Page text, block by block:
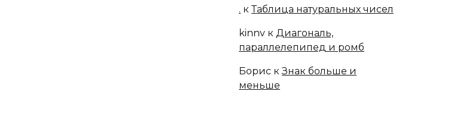
. кТаблица натуральных чисел
kinnv к Диагональ,
параллелепипед и ромб
Борис кЗнак больше и
меньше